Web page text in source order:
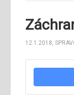
12.1.2018,